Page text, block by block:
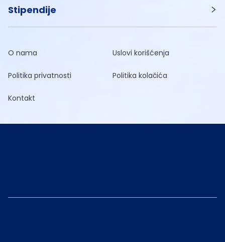
Stipendije
O nama Uslovi korišćenja
Politika privatnosti Politika kolačića
Kontakt